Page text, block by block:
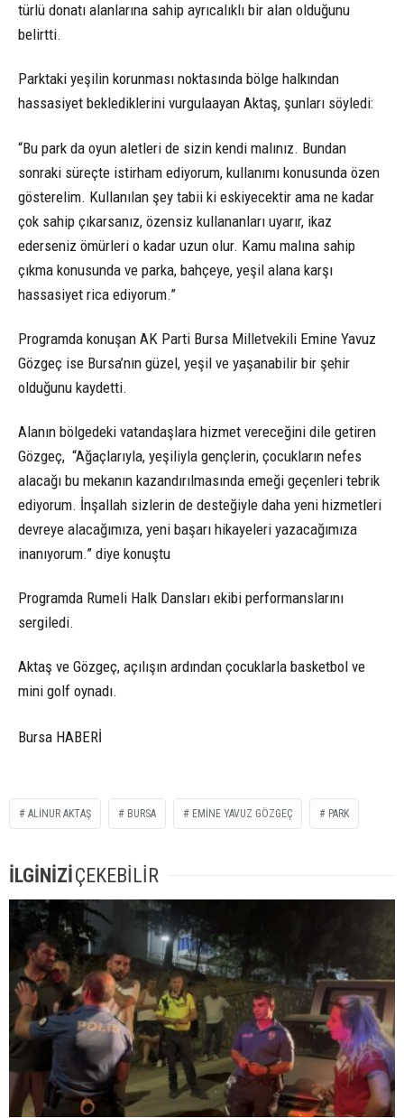
türlü donatı alanlarına sahip ayrıcalıklı bir alan olduğunu
belirtti.
Parktaki yeşilin korunması noktasında bölge halkından
hassasiyet beklediklerini vurgulaayan Aktaş, şunları söyledi:
“Bu park da oyun aletleri de sizin kendi malınız. Bundan
sonraki süreçte istirham ediyorum, kullanımı konusunda özen
gösterelim. Kullanılan şey tabii ki eskiyecektir ama ne kadar
çok sahip çıkarsanız, özensiz kullananları uyarır, ikaz
ederseniz ömürleri o kadar uzun olur. Kamu malına sahip
çıkma konusunda ve parka, bahçeye, yeşil alana karşı
hassasiyet rica ediyorum.”
Programda konuşan AK Parti Bursa Milletvekili Emine Yavuz
Gözgeç ise Bursa’nın güzel, yeşil ve yaşanabilir bir şehir
olduğunu kaydetti.
Alanın bölgedeki vatandaşlara hizmet vereceğini dile getiren
Gözgeç, “Ağaçlarıyla, yeşiliyla gençlerin, çocukların nefes
alacağı bu mekanın kazandırılmasında emeği geçenleri tebrik
ediyorum. İnşallah sizlerin de desteğiyle daha yeni hizmetleri
devreye alacağımıza, yeni başarı hikayeleri yazacağımıza
inanıyorum.” diye konuştu
Programda Rumeli Halk Dansları ekibi performanslarını
sergiledi.
Aktaş ve Gözgeç, açılışın ardından çocuklarla basketbol ve
mini golf oynadı.
Bursa HABERİ
ALINUR AKTAŞ BURSA EMINE YAVUZ GÖZGEÇ PARK
İLGİNİZİÇEKEBİLİR